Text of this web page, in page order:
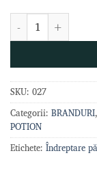
Cantitate
SKU: 027
Categorii: BRANDURI,
POTION
Etichete: Îndreptare